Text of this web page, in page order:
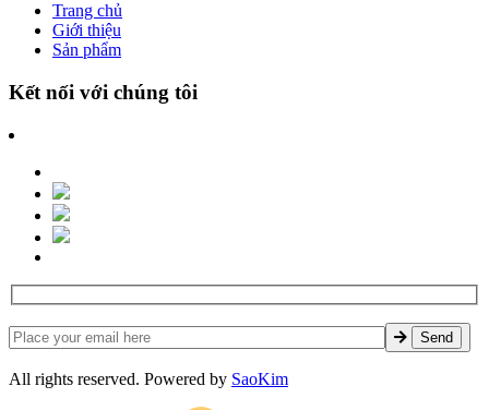
Trang chủ
Giới thiệu
Sản phẩm
Kết nối với chúng tôi
All rights reserved. Powered by SaoKim